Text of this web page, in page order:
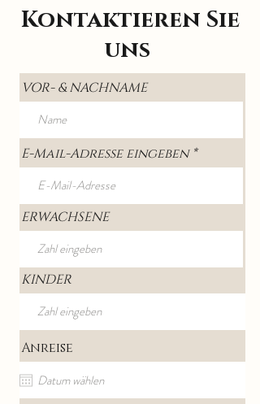
VOR- & NACHNAME
E-Mail-Adresse eingeben
ERWACHSENE
KINDER
Anreise
Kontaktieren Sie
uns